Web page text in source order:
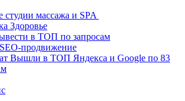
массажа и SPA
Здоровье
в ТОП по запросам
SEO-продвижение
Вышли в ТОП Яндекса и Google по 83